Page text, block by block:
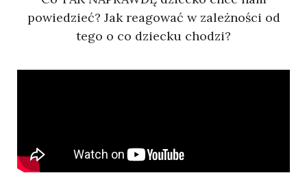
powiedzieć? Jak reagować w zależności od
tego o co dziecku chodzi?